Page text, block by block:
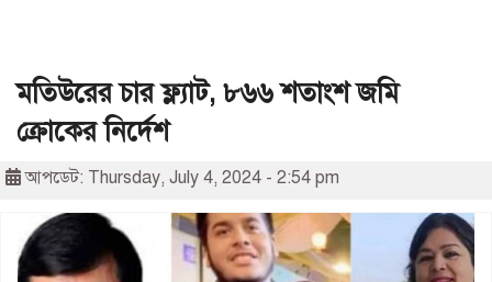
মতিউরের চার ফ্ল্যাট, ৮৬৬ শতাংশ জমি
ক্রোকের নির্দেশ
আপডেট: Thursday, July 4, 2024 - 2:54 pm